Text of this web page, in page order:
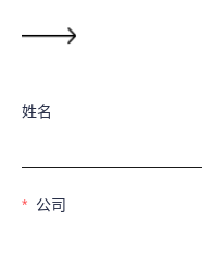
姓名
公司